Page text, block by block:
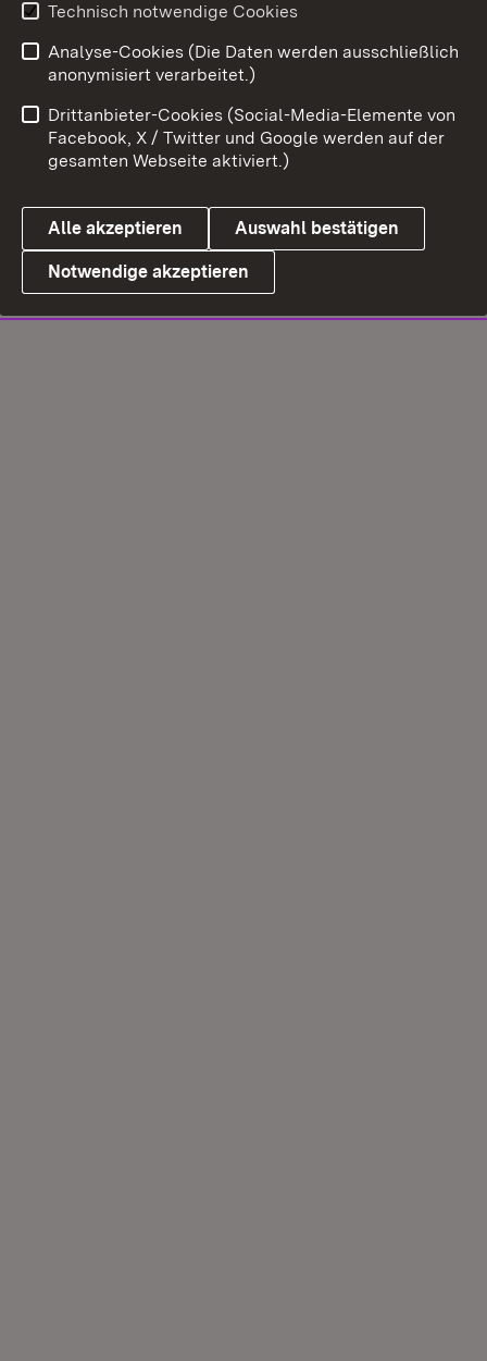
Technisch notwendige Cookies
Analyse-Cookies (Die Daten werden ausschließlich
anonymisiert verarbeitet.)
Drittanbieter-Cookies (Social-Media-Elemente von
Facebook, X / Twitter und Google werden auf der
gesamten Webseite aktiviert.)
Alle akzeptieren Auswahl bestätigen
Notwendige akzeptieren